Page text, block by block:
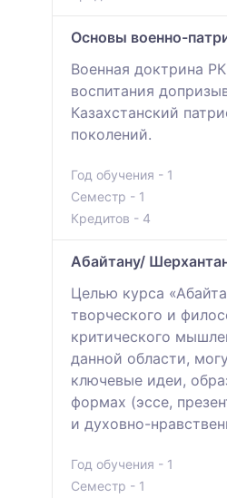
Основы военно-
Военная доктрина
воспитания
Казахстанский
поколений.
Год обучения - 1
Семестр - 1
Кредитов - 4
Абайтану/
Целью курса
творческого и
критического
данной области,
ключевые идеи,
формах (эссе,
и духовно-
Год обучения - 1
Семестр - 1